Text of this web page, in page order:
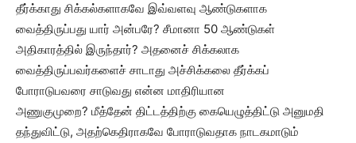
தீர்க்காது சிக்கல்களாகவே இவ்வளவு ஆண்டுகளாக
வைத்திருப்பது யார் அன்பரே? சீமானா 50 ஆண்டுகள்
அதிகாரத்தில் இருந்தார்? அதனைச் சிக்கலாக
வைத்திருப்பவர்களைச் சாடாது அச்சிக்கலை தீர்க்கப்
போராடுபவரை சாடுவது என்ன மாதிரியான
அணுகுமுறை? மீத்தேன் திட்டத்திற்கு கையெழுத்திட்டு அனுமதி
தந்துவிட்டு, அதற்கெதிராகவே போராடுவதாக நாடகமாடும்